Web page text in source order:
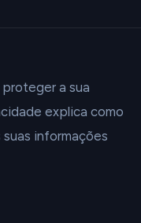
a sua
explica como
informações